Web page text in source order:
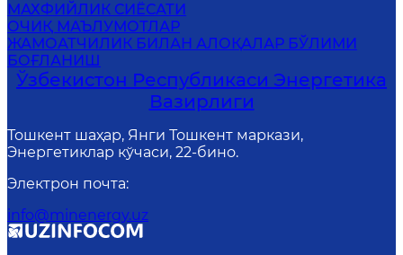
МАХФИЙЛИК СИЁСАТИ
ОЧИҚ МАЪЛУМОТЛАР
ЖАМОАТЧИЛИК БИЛАН АЛОҚАЛАР БЎЛИМИ
БОҒЛАНИШ
Ўзбекистон Республикаси Энергетика
Вазирлиги
Тошкент шаҳар, Янги Тошкент маркази,
Энергетиклар кўчаси, 22-бино.
Электрон почта:
info@minenergy.uz